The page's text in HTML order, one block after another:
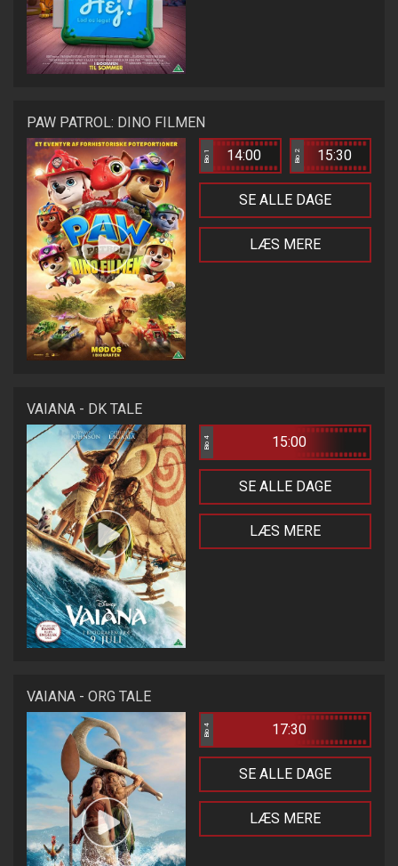
PAW PATROL: DINO FILMEN
Bio 1 14:00 Bio 2 15:30
SE ALLE DAGE
LÆS MERE
VAIANA - DK TALE
Bio 4 15:00
SE ALLE DAGE
LÆS MERE
VAIANA - ORG TALE
Bio 4 17:30
SE ALLE DAGE
LÆS MERE